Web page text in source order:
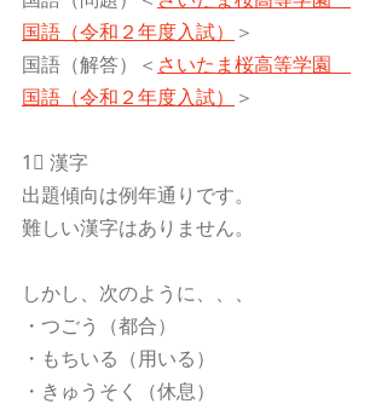
国語（令和２年度入試）
＞
国語（解答）＜ さいたま桜高等学園
国語（令和２年度入試）
＞
1⃣ 漢字
出題傾向は例年通りです。
難しい漢字はありません。
しかし、次のように、、、
・つごう（都合）
・もちいる（用いる）
・きゅうそく（休息）